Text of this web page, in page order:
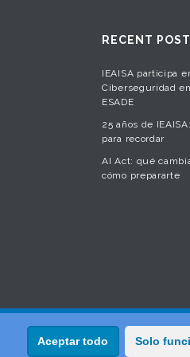
Aceptar todo Solo
RECENT
IEAISA participa
Ciberseguridad
ESADE
25 años de
para recordar
AI Act: qué
cómo prepararte
de Seguridad